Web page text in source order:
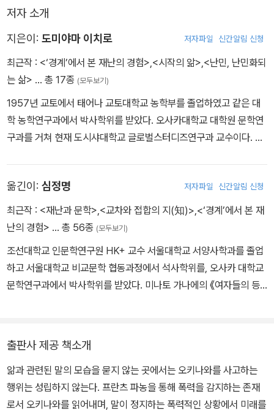
저자 소개
지은이: 도미야마 이치로 저자파일 신간알림 신청
최근작 : <‘경계’에서 본 재난의 경험> <시작의 앎> <난민, 난민화되
는 삶> … 총 17종 (모두보기)
1957년 교토에서 태어나 교토대학교 농학부를 졸업하였고 같은 대
학 농학연구과에서 박사학위를 받았다. 오사카대학교 대학원 문학연
구과를 거쳐 현재 도시샤대학교 글로벌스터디즈연구과 교수이다. 프
대일본사회와 「오키나와인」』, 『전장의 기억』, 『폭력의 예감』, 『유착의
사상』, 『시작의 앎』 등이 있다.
옮긴이: 심정명 저자파일 신간알림 신청
최근작 : <재난과 문학> <교차와 접합의 지(知)> <‘경계’에서 본 재
난의 경험> … 총 56종 (모두보기)
조선대학교 인문학연구원 HK+ 교수 서울대학교 서양사학과를 졸업
하고 서울대학교 비교문학 협동과정에서 석사학위를, 오사카 대학교
문학연구과에서 박사학위를 받았다. 미나토 가나에의 《여자들의 등
사상》 《납치사 고요》 등 다양한 분야의 일본 작품을 우리말로 옮기고
있다.
출판사 제공 책소개
앎과 관련된 말의 모습을 묻지 않는 곳에서는 오키나와를 사고하는
행위는 성립하지 않는다. 프란츠 파농을 통해 폭력을 감지하는 존재
로서 오키나와를 읽어내며, 말이 정지하는 폭력적인 상황에서 미래를